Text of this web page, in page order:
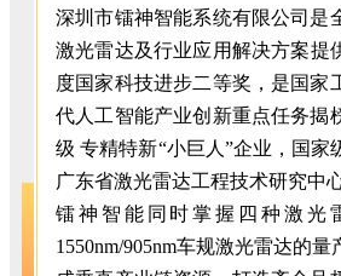
深圳市镭神智能系统有限公司是
激光雷达及行业应用解决方案提
度国家科技进步二等奖，是国家
代人工智能产业创新重点任务揭
级 专精特新“小巨人”企业，国家
广东省激光雷达工程技术研究中心
镭神智能同时掌握四种激光
1550nm/905nm车规激光雷达的